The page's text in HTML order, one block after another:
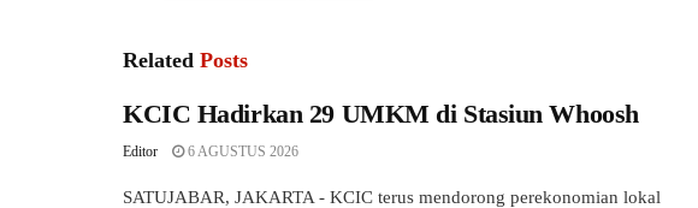
Related Posts
KCIC Hadirkan 29 UMKM di Stasiun Whoosh
Editor 6 AGUSTUS 2026
SATUJABAR, JAKARTA - KCIC terus mendorong perekonomian lokal